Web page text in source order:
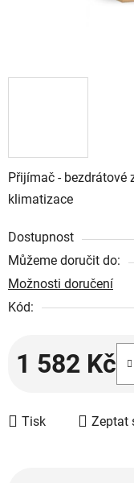
Přijímač - bezdrátové
klimatizace
Dostupnost
Můžeme doručit do:
Možnosti doručení
Kód:
1 582 Kč
Tisk Zeptat